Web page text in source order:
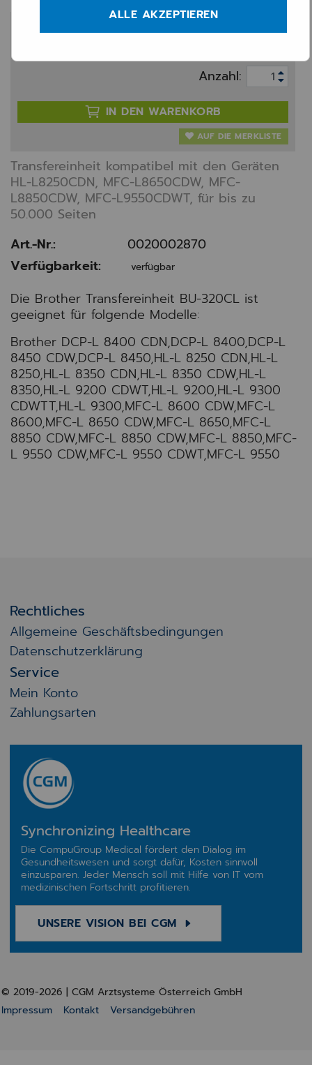
99,90 €
Anzahl:
IN DEN WARENKORB
AUF DIE MERKLISTE
Transfereinheit kompatibel mit den Geräten
HL-L8250CDN, MFC-L8650CDW, MFC-
L8850CDW, MFC-L9550CDWT, für bis zu
50.000 Seiten
Art.-Nr.:
0020002870
Verfügbarkeit:
verfügbar
Die Brother Transfereinheit BU-320CL ist
geeignet für folgende Modelle:
Brother DCP-L 8400 CDN,DCP-L 8400,DCP-L
8450 CDW,DCP-L 8450,HL-L 8250 CDN,HL-L
8250,HL-L 8350 CDN,HL-L 8350 CDW,HL-L
8350,HL-L 9200 CDWT,HL-L 9200,HL-L 9300
CDWTT,HL-L 9300,MFC-L 8600 CDW,MFC-L
8600,MFC-L 8650 CDW,MFC-L 8650,MFC-L
8850 CDW,MFC-L 8850 CDW,MFC-L 8850,MFC-
L 9550 CDW,MFC-L 9550 CDWT,MFC-L 9550
Rechtliches
Allgemeine Geschäftsbedingungen
Datenschutzerklärung
Service
Mein Konto
Zahlungsarten
Synchronizing Healthcare
Die CompuGroup Medical fördert den Dialog im
Gesundheitswesen und sorgt dafür, Kosten sinnvoll
einzusparen. Jeder Mensch soll mit Hilfe von IT vom
medizinischen Fortschritt profitieren.
UNSERE VISION BEI CGM
© 2019-2026 | CGM Arztsysteme Österreich GmbH
Impressum
Kontakt Versandgebühren
ALLE AKZEPTIEREN